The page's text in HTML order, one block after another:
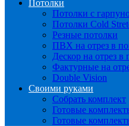
Потолки
Потолки с
Потолки Cold
Резные потолки
ПВХ на отрез в
Дескор на отрез в
Фактурные на
Double Vision
Своими руками
Собрать комплект
Готовые
Готовые